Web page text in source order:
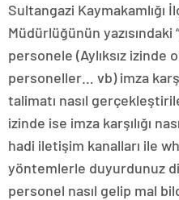
Sultangazi Kaymakamlığı
Müdürlüğünün
personele (Aylıksız
personeller… vb) imza
talimatı nasıl
izinde ise imza karşılığı
hadi iletişim kanalları ile
yöntemlerle duyurdunuz
personel nasıl gelip mal